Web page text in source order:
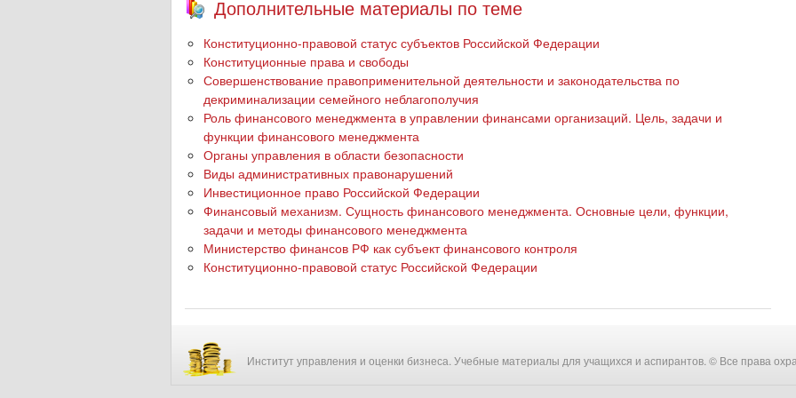
Дополнительные материалы по теме
Конституционно-правовой статус субъектов Российской Федерации
Конституционные права и свободы
Совершенствование правоприменительной деятельности и законодательства по
декриминализации семейного неблагополучия
Роль финансового менеджмента в управлении финансами организаций. Цель, задачи и
функции финансового менеджмента
Органы управления в области безопасности
Виды административных правонарушений
Инвестиционное право Российской Федерации
Финансовый механизм. Сущность финансового менеджмента. Основные цели, функции,
задачи и методы финансового менеджмента
Министерство финансов РФ как субъект финансового контроля
Конституционно-правовой статус Российской Федерации
Институт управления и оценки бизнеса. Учебные материалы для учащихся и аспирантов. © Все права